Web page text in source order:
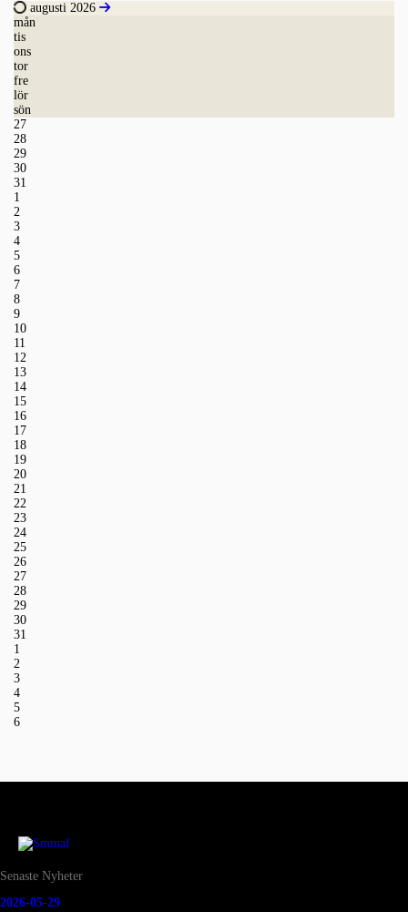
augusti 2026
mån
tis
ons
tor
fre
lör
sön
27
28
29
30
31
1
2
3
4
5
6
7
8
9
10
11
12
13
14
15
16
17
18
19
20
21
22
23
24
25
26
27
28
29
30
31
1
2
3
4
5
6
Senaste Nyheter
2026-05-29